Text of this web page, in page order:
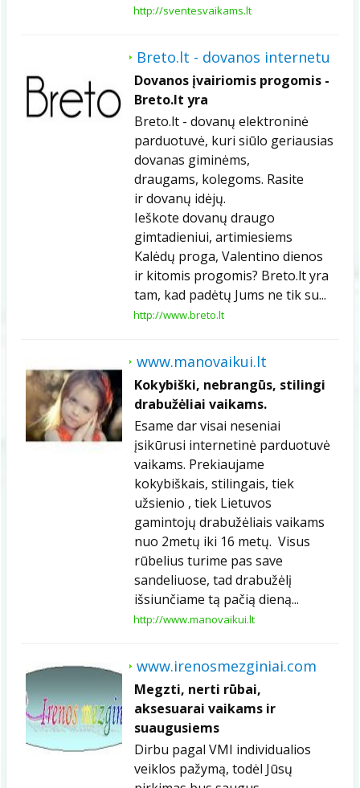
http://sventesvaikams.lt
Breto.lt - dovanos internetu
Dovanos įvairiomis progomis -
Breto.lt yra
Breto.lt - dovanų elektroninė
parduotuvė, kuri siūlo geriausias
dovanas giminėms,
draugams, kolegoms. Rasite
ir dovanų idėjų.
Ieškote dovanų draugo
gimtadieniui, artimiesiems
Kalėdų proga, Valentino dienos
ir kitomis progomis? Breto.lt yra
tam, kad padėtų Jums ne tik su...
http://www.breto.lt
www.manovaikui.lt
Kokybiški, nebrangūs, stilingi
drabužėliai vaikams.
Esame dar visai neseniai
įsikūrusi internetinė parduotuvė
vaikams. Prekiaujame
kokybiškais, stilingais, tiek
užsienio , tiek Lietuvos
gamintojų drabužėliais vaikams
nuo 2metų iki 16 metų. Visus
rūbelius turime pas save
sandeliuose, tad drabužėlį
išsiunčiame tą pačią dieną...
http://www.manovaikui.lt
www.irenosmezginiai.com
Megzti, nerti rūbai,
aksesuarai vaikams ir
suaugusiems
Dirbu pagal VMI individualios
veiklos pažymą, todėl Jūsų